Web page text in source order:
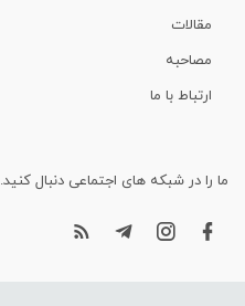
مقالات
مصاحبه
ارتباط با ما
ما را در شبکه های اجتماعی دنبال کنید.